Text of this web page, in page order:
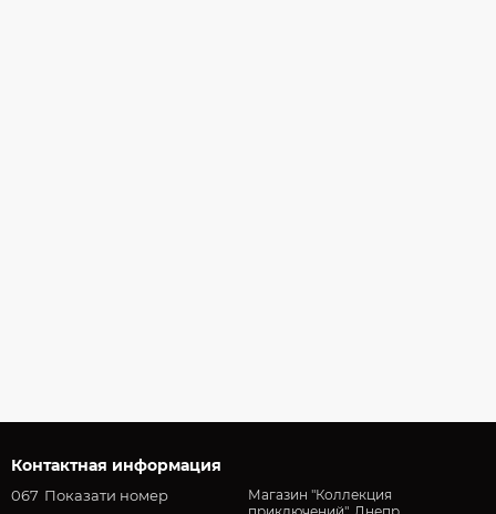
Контактная информация
067 Показати номер
Магазин "Коллекция